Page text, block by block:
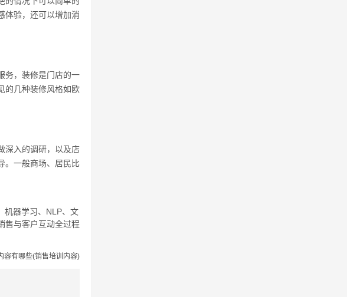
体验，还可以增加消
务，装修是门店的一
的几种装修风格如欧
深入的调研，以及店
。一般商场、居民比
机器学习、NLP、文
售与客户互动全过程
容有哪些(销售培训内容)